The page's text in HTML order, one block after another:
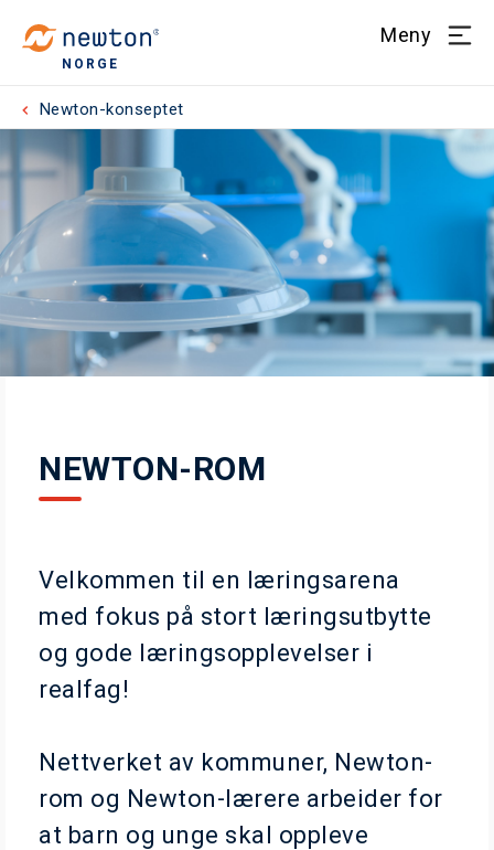
NORGE
Meny
Newton-konseptet
NEWTON-ROM
Velkommen til en læringsarena
med fokus på stort læringsutbytte
og gode læringsopplevelser i
realfag!
Nettverket av kommuner, Newton-
rom og Newton-lærere arbeider for
at barn og unge skal oppleve